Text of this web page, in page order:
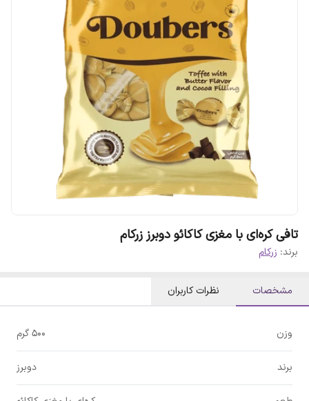
تافی کره‌ای با مغزی کاکائو دوبرز زرکام
برند: زرکام
مشخصات نظرات کاربران
وزن ۵۰۰ گرم
برند دوبرز